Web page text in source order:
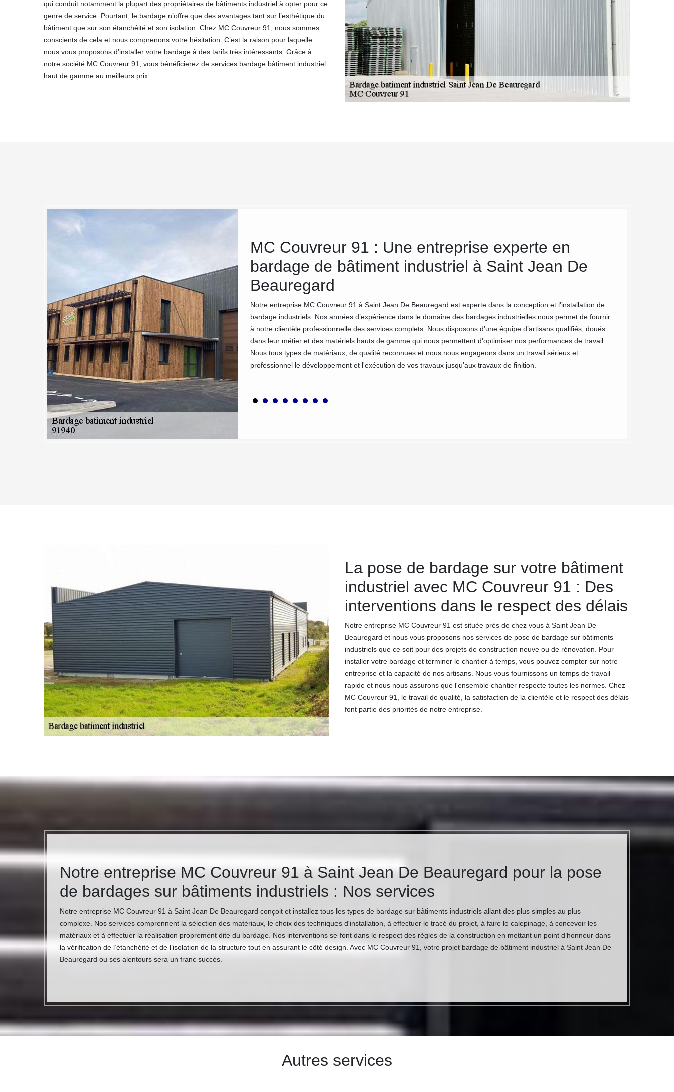
qui conduit notamment la plupart des propriétaires de bâtiments industriel à opter pour ce
genre de service. Pourtant, le bardage n’offre que des avantages tant sur l’esthétique du
bâtiment que sur son étanchéité et son isolation. Chez MC Couvreur 91, nous sommes
conscients de cela et nous comprenons votre hésitation. C’est la raison pour laquelle
nous vous proposons d’installer votre bardage à des tarifs très intéressants. Grâce à
notre société MC Couvreur 91, vous bénéficierez de services bardage bâtiment industriel
haut de gamme au meilleurs prix.
à votre service à Saint Jean De
toute pose de bardage sur
: Une parfaite intégration à
de votre entreprise, chez MC Couvreur 91 nous accordons une attention
votre domaine, nous trouvons les meilleures solutions pour vous offrir un
entendu, toutes nos interventions seront accompagnées de qualité, de
point de vue de l'axe de circulation, de l'impact de votre bâtiment industriel
nous saurons offrir le design idéal pour votre bardage. Nous pouvons
gammes de couleurs selon vos préférences.
MC Couvreur 91 : Une entreprise experte en
bardage de bâtiment industriel à Saint Jean De
Beauregard
Notre entreprise MC Couvreur 91 à Saint Jean De Beauregard est experte dans la conception et l’installation de
bardage industriels. Nos années d’expérience dans le domaine des bardages industrielles nous permet de fournir
à notre clientèle professionnelle des services complets. Nous disposons d’une équipe d’artisans qualifiés, doués
dans leur métier et des matériels hauts de gamme qui nous permettent d'optimiser nos performances de travail.
Nous tous types de matériaux, de qualité reconnues et nous nous engageons dans un travail sérieux et
professionnel le développement et l'exécution de vos travaux jusqu’aux travaux de finition.
La pose de bardage sur votre bâtiment
industriel avec MC Couvreur 91 : Des
interventions dans le respect des délais
Notre entreprise MC Couvreur 91 est située près de chez vous à Saint Jean De
Beauregard et nous vous proposons nos services de pose de bardage sur bâtiments
industriels que ce soit pour des projets de construction neuve ou de rénovation. Pour
installer votre bardage et terminer le chantier à temps, vous pouvez compter sur notre
entreprise et la capacité de nos artisans. Nous vous fournissons un temps de travail
rapide et nous nous assurons que l'ensemble chantier respecte toutes les normes. Chez
MC Couvreur 91, le travail de qualité, la satisfaction de la clientèle et le respect des délais
font partie des priorités de notre entreprise.
Notre entreprise MC Couvreur 91 à Saint Jean De Beauregard pour la pose
de bardages sur bâtiments industriels : Nos services
Notre entreprise MC Couvreur 91 à Saint Jean De Beauregard conçoit et installez tous les types de bardage sur bâtiments industriels allant des plus simples au plus
complexe. Nos services comprennent la sélection des matériaux, le choix des techniques d'installation, à effectuer le tracé du projet, à faire le calepinage, à concevoir les
matériaux et à effectuer la réalisation proprement dite du bardage. Nos interventions se font dans le respect des règles de la construction en mettant un point d’honneur dans
la vérification de l’étanchéité et de l’isolation de la structure tout en assurant le côté design. Avec MC Couvreur 91, votre projet bardage de bâtiment industriel à Saint Jean De
Beauregard ou ses alentours sera un franc succès.
Autres services